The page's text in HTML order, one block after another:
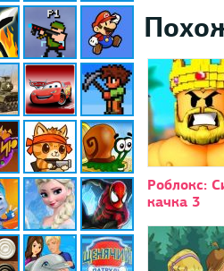
Роблокс:
качка 3